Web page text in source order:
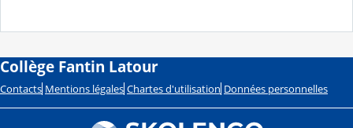
Collège Fantin Latour
Contacts Mentions légales Chartes d'utilisation Données personnelles